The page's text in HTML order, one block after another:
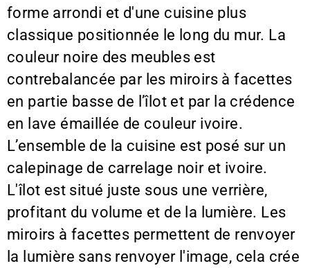
forme arrondi et d'une cuisine plus
classique positionnée le long du mur. La
couleur noire des meubles est
contrebalancée par les miroirs à facettes
en partie basse de l’îlot et par la crédence
en lave émaillée de couleur ivoire.
L’ensemble de la cuisine est posé sur un
calepinage de carrelage noir et ivoire.
L'îlot est situé juste sous une verrière,
profitant du volume et de la lumière. Les
miroirs à facettes permettent de renvoyer
la lumière sans renvoyer l'image, cela crée